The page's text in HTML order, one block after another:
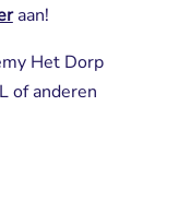
aan!
Het Dorp
of anderen